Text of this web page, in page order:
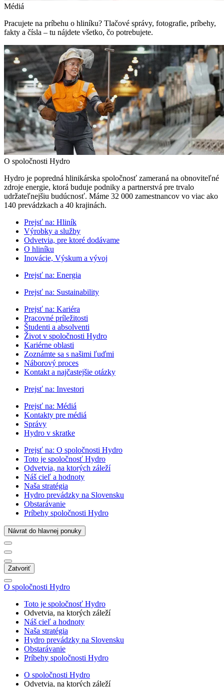
Médiá
Pracujete na príbehu o hliníku? Tlačové správy, fotografie, príbehy,
fakty a čísla – tu nájdete všetko, čo potrebujete.
O spoločnosti Hydro
Hydro je popredná hlinikárska spoločnosť zameraná na obnoviteľné
zdroje energie, ktorá buduje podniky a partnerstvá pre trvalo
udržateľnejšiu budúcnosť. Máme 32 000 zamestnancov vo viac ako
140 prevádzkach a 40 krajinách.
Prejsť na: Hliník
Výrobky a služby
Odvetvia, pre ktoré dodávame
O hliníku
Inovácie, Výskum a vývoj
Prejsť na: Energia
Prejsť na: Sustainability
Prejsť na: Kariéra
Pracovné príležitosti
Študenti a absolventi
Život v spoločnosti Hydro
Kariérne oblasti
Zoznámte sa s našimi ľuďmi
Náborový proces
Kontakt a najčastejšie otázky
Prejsť na: Investori
Prejsť na: Médiá
Kontakty pre médiá
Správy
Hydro v skratke
Prejsť na: O spoločnosti Hydro
Toto je spoločnosť Hydro
Odvetvia, na ktorých záleží
Náš cieľ a hodnoty
Naša stratégia
Hydro prevádzky na Slovensku
Obstarávanie
Príbehy spoločnosti Hydro
Návrat do hlavnej ponuky
Zatvoriť
O spoločnosti Hydro
Toto je spoločnosť Hydro
Odvetvia, na ktorých záleží
Náš cieľ a hodnoty
Naša stratégia
Hydro prevádzky na Slovensku
Obstarávanie
Príbehy spoločnosti Hydro
O spoločnosti Hydro
Odvetvia, na ktorých záleží